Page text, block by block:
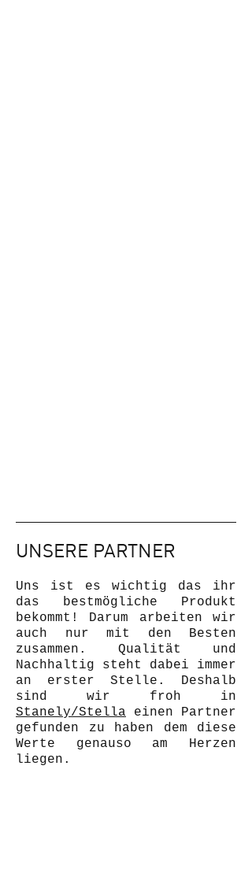
UNSERE PARTNER
Uns ist es wichtig das ihr
das bestmögliche Produkt
bekommt! Darum arbeiten wir
auch nur mit den Besten
zusammen. Qualität und
Nachhaltig steht dabei immer
an erster Stelle. Deshalb
sind wir froh in
Stanely/Stella einen Partner
gefunden zu haben dem diese
Werte genauso am Herzen
liegen.